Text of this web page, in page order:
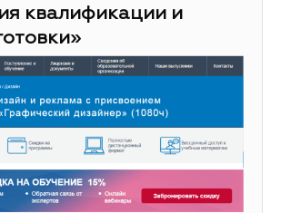
квалификации и